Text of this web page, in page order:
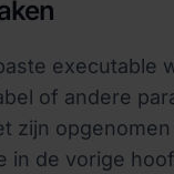
executable
of andere
zijn opgenomen
in de vorige